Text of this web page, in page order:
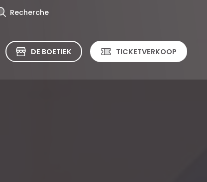
Recherche
DE BOETIEK TICKETVERKOOP